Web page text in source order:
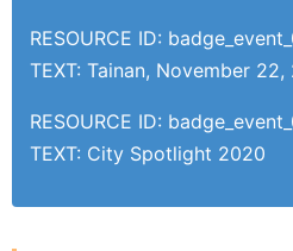
RESOURCE ID:
TEXT: Tainan, November 22,
RESOURCE ID:
TEXT: City Spotlight 2020